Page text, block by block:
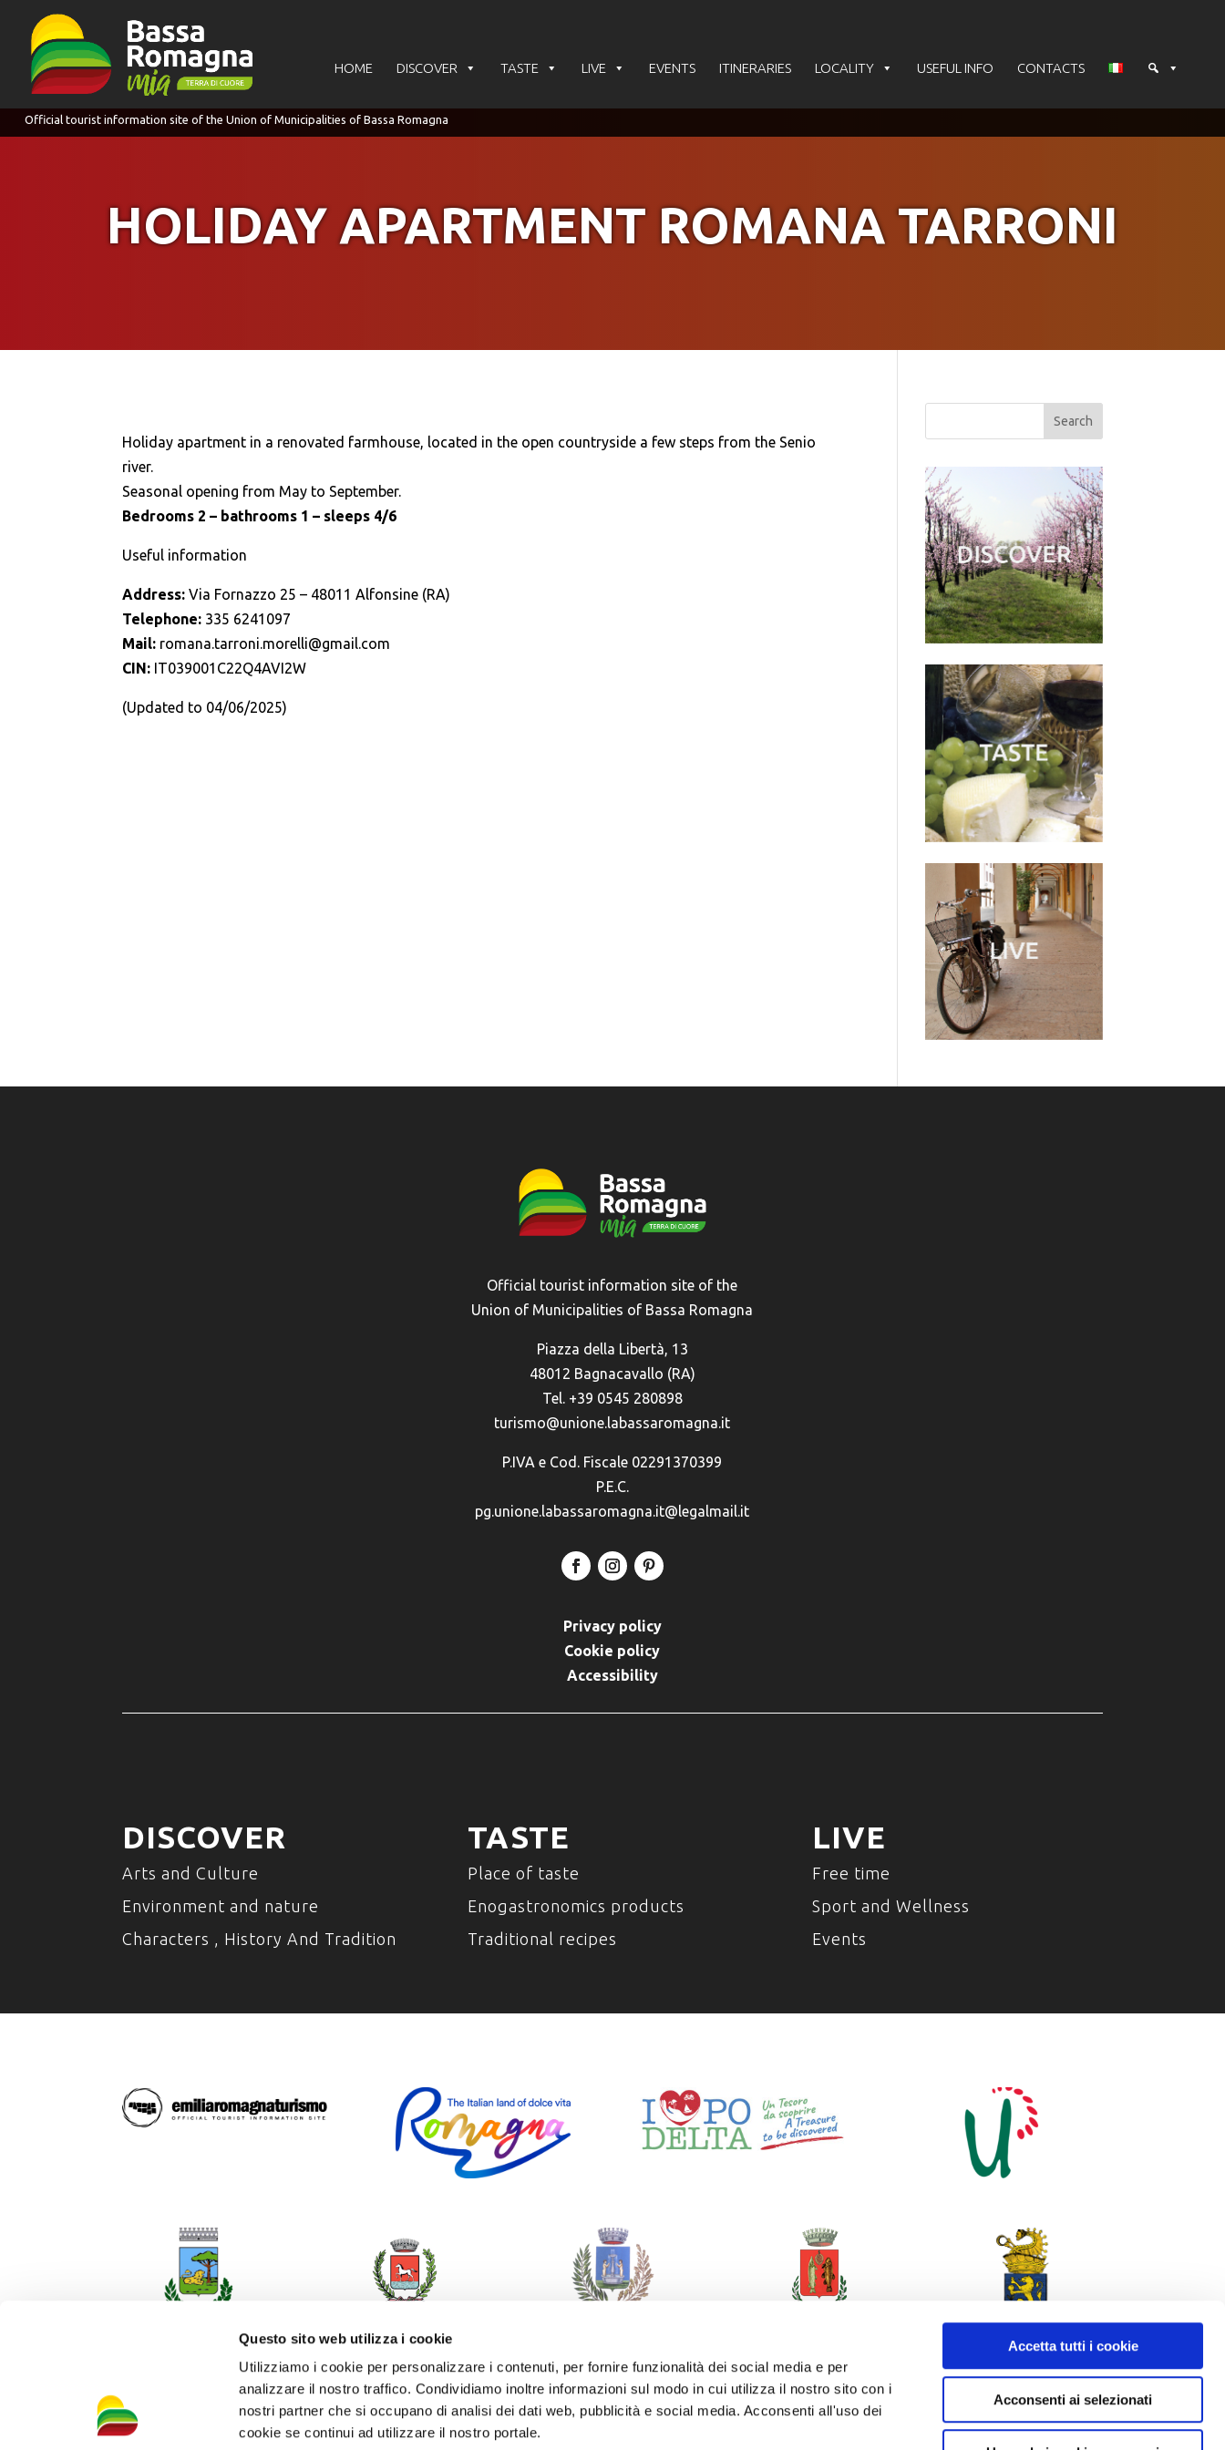
Questo sito web utilizza i cookie
Utilizziamo i cookie per personalizzare i contenuti, per fornire funzionalità dei social media e per
analizzare il nostro traffico. Condividiamo inoltre informazioni sul modo in cui utilizza il nostro sito con i
nostri partner che si occupano di analisi dei dati web, pubblicità e social media. Acconsenti all'uso dei
cookie se continui ad utilizzare il nostro portale.
Accetta tutti i cookie
Acconsenti ai selezionati
HOME DISCOVER TASTE LIVE EVENTS ITINERARIES LOCALITY USEFUL INFO CONTACTS
for:
HOLIDAY APARTMENT ROMANA TARRONI
Holiday apartment in a renovated farmhouse, located in the open countryside a few steps from the Senio
river.
Seasonal opening from May to September.
Bedrooms 2 – bathrooms 1 – sleeps 4/6
Useful information
Address: Via Fornazzo 25 – 48011 Alfonsine (RA)
Telephone: 335 6241097
Mail: romana.tarroni.morelli@gmail.com
CIN: IT039001C22Q4AVI2W
(Updated to 04/06/2025)
Official tourist information site of the
Union of Municipalities of Bassa Romagna
Piazza della Libertà, 13
48012 Bagnacavallo (RA)
Tel. +39 0545 280898
turismo@unione.labassaromagna.it
P.IVA e Cod. Fiscale 02291370399
P.E.C.
pg.unione.labassaromagna.it@legalmail.it
Privacy policy
Cookie policy
Accessibility
DISCOVER
Arts and Culture
Environment and nature
Characters , History And Tradition
TASTE
Place of taste
Enogastronomics products
Traditional recipes
LIVE
Free time
Sport and Wellness
Events